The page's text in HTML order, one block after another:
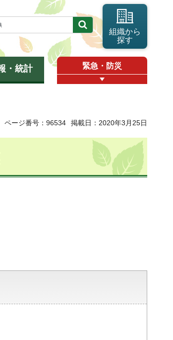
組織から
探す
・統計 緊急・防災
ページ番号：96534 掲載日：2020年3月25日